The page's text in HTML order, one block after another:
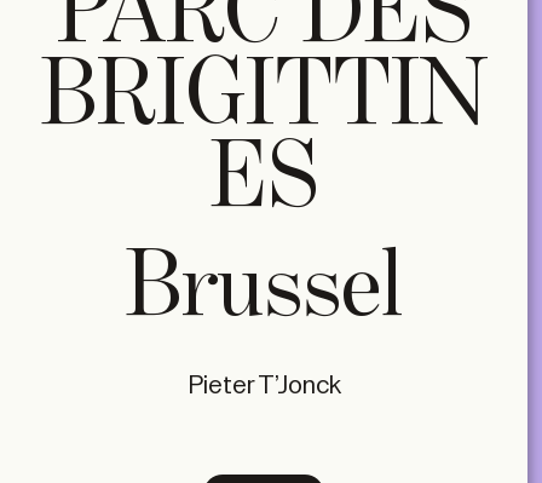
BRIGITTIN
ES
Brussel
Pieter T’Jonck